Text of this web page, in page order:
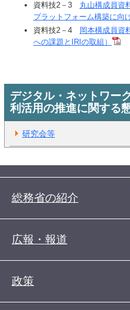
資料技2－3 丸山構成員資
プラットフォーム構築に向
資料技2－4
岡本構成員資
への課題とIRIの取組）
デジタル・ネットワー
利活用の推進に関する
研究会等
総務省の紹介
広報・報道
政策